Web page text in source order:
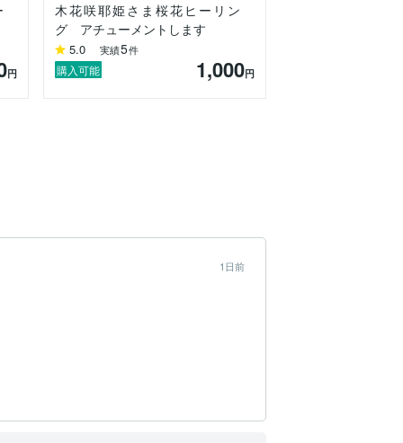
円
木花咲耶姫さま桜花ヒーリン
グ アチューメントします
5.0 実績5件
購入可能 1,000円
1日前